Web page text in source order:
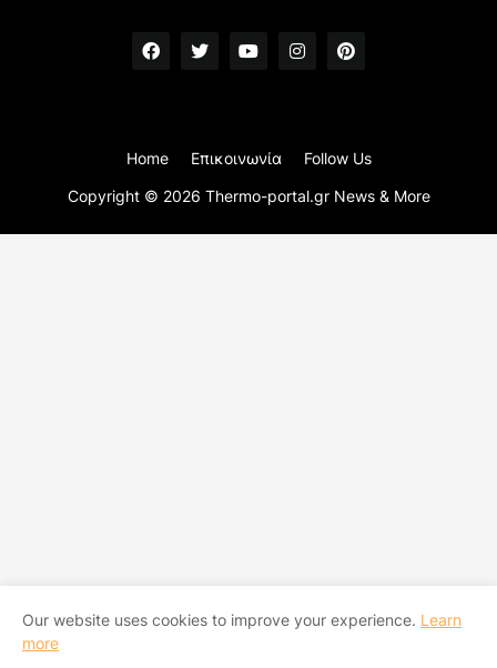
Copyright © 2026 Thermo-portal.gr News & More
Home Επικοινωνία Follow Us
Our website uses cookies to improve your experience. Learn
more